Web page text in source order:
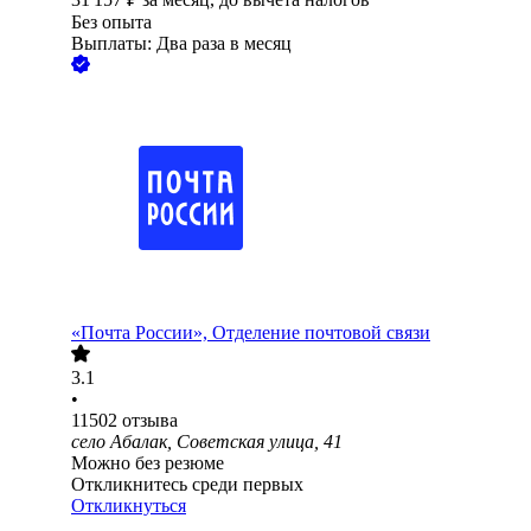
Без опыта
Выплаты: Два раза в месяц
«Почта России», Отделение почтовой связи
3.1
•
11502 отзыва
село Абалак, Советская улица, 41
Можно без резюме
Откликнитесь среди первых
Откликнуться